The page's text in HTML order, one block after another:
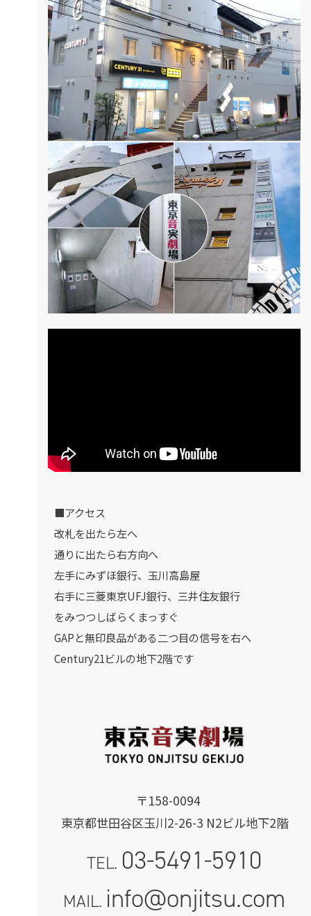
〒158-0094
東京都世田谷区玉川2-26-3 N2ビル地下2階
TEL. 03-5491-5910
MAIL. info@onjitsu.com
■アクセス
改札を出たら左へ
通りに出たら右方向へ
左手にみずほ銀行、玉川高島屋
右手に三菱東京UFJ銀行、三井住友銀行
をみつつしばらくまっすぐ
GAPと無印良品がある二つ目の信号を右へ
Century21ビルの地下2階です